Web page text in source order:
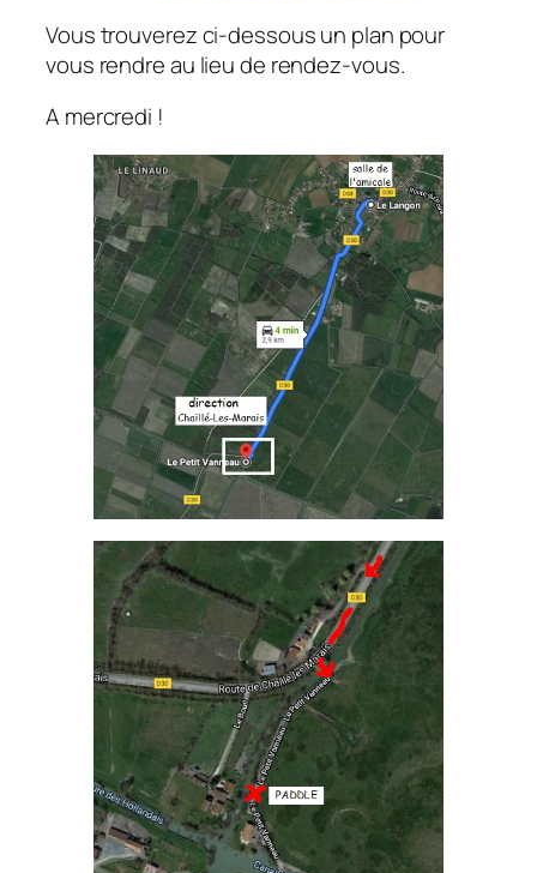
Vous trouverez ci-dessous un plan pour
vous rendre au lieu de rendez-vous.
A mercredi !